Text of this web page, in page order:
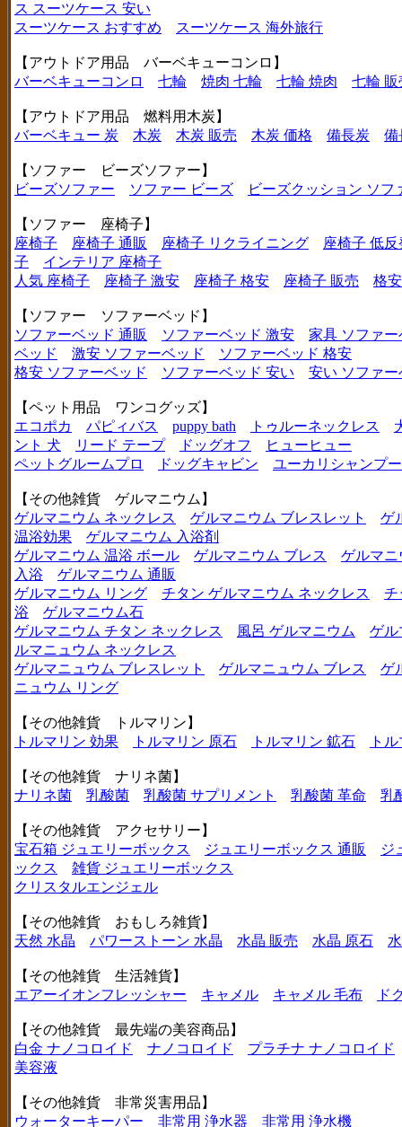
ス スーツケース 安い
スーツケース おすすめ
スーツケース 海外旅行
【アウトドア用品 バーベキューコンロ】
バーベキューコンロ
七輪 焼肉 七輪 七輪 焼肉 七輪 販
【アウトドア用品 燃料用木炭】
バーベキュー 炭
木炭 木炭 販売 木炭 価格 備長炭 備
【ソファー ビーズソファー】
ビーズソファー
ソファー ビーズ ビーズクッション ソフ
【ソファー 座椅子】
座椅子
座椅子 通販 座椅子 リクライニング
座椅子 低反
子
インテリア 座椅子
人気 座椅子
座椅子 激安 座椅子 格安 座椅子 販売 格
【ソファー ソファーベッド】
ソファーベッド 通販
ソファーベッド 激安
家具 ソファー
ベッド
激安 ソファーベッド
ソファーベッド 格安
格安 ソファーベッド
ソファーベッド 安い 安い ソファー
【ペット用品 ワンコグッズ】
エコポカ
パピィバス puppy bath トゥルーネックレス
ント 犬
リード テープ ドッグオフ
ヒューヒュー
ペットグルームプロ
ドッグキャビン ユーカリシャンプー
【その他雑貨 ゲルマニウム】
ゲルマニウム ネックレス
ゲルマニウム ブレスレット
ゲ
温浴効果
ゲルマニウム 入浴剤
ゲルマニウム 温浴 ボール
ゲルマニウム ブレス
ゲルマニ
入浴
ゲルマニウム 通販
ゲルマニウム リング
チタン ゲルマニウム ネックレス
チ
浴
ゲルマニウム石
ゲルマニウム チタン ネックレス
風呂 ゲルマニウム
ゲル
ルマニュウム ネックレス
ゲルマニュウム ブレスレット
ゲルマニュウム ブレス
ゲ
ニュウム リング
【その他雑貨 トルマリン】
トルマリン 効果
トルマリン 原石 トルマリン 鉱石 ト
【その他雑貨 ナリネ菌】
ナリネ菌
乳酸菌 乳酸菌 サプリメント 乳酸菌 革命 乳
【その他雑貨 アクセサリー】
宝石箱 ジュエリーボックス
ジュエリーボックス 通販
ジ
ックス
雑貨 ジュエリーボックス
クリスタルエンジェル
【その他雑貨 おもしろ雑貨】
天然 水晶
パワーストーン 水晶 水晶 販売 水晶 原石
【その他雑貨 生活雑貨】
エアーイオンフレッシャー
キャメル キャメル 毛布 ド
【その他雑貨 最先端の美容商品】
白金 ナノコロイド
ナノコロイド
プラチナ ナノコロイド
美容液
【その他雑貨 非常災害用品】
ウォーターキーパー
非常用 浄水器 非常用 浄水機